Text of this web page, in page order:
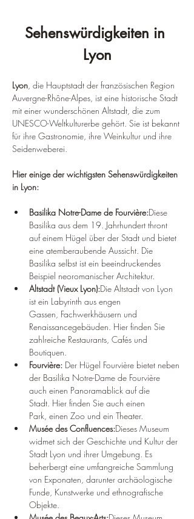
Sehenswürdigkeiten in
Lyon
Lyon, die Hauptstadt der französischen Region
Auvergne-Rhône-Alpes, ist eine historische Stadt
mit einer wunderschönen Altstadt, die zum
UNESCO-Weltkulturerbe gehört. Sie ist bekannt
für ihre Gastronomie, ihre Weinkultur und ihre
Seidenweberei.
Hier einige der wichtigsten Sehenswürdigkeiten
in Lyon:
Basilika Notre-Dame de Fourvière:Diese
Basilika aus dem 19. Jahrhundert thront
auf einem Hügel über der Stadt und bietet
eine atemberaubende Aussicht. Die
Basilika selbst ist ein beeindruckendes
Beispiel neoromanischer Architektur.
Altstadt (Vieux Lyon):Die Altstadt von Lyon
ist ein Labyrinth aus engen
Gassen, Fachwerkhäusern und
Renaissancegebäuden. Hier finden Sie
zahlreiche Restaurants, Cafés und
Boutiquen.
Fourvière: Der Hügel Fourvière bietet neben
der Basilika Notre-Dame de Fourvière
auch einen Panoramablick auf die
Stadt. Hier finden Sie auch einen
Park, einen Zoo und ein Theater.
Musée des Confluences:Dieses Museum
widmet sich der Geschichte und Kultur der
Stadt Lyon und ihrer Umgebung. Es
beherbergt eine umfangreiche Sammlung
von Exponaten, darunter archäologische
Funde, Kunstwerke und ethnografische
Objekte.